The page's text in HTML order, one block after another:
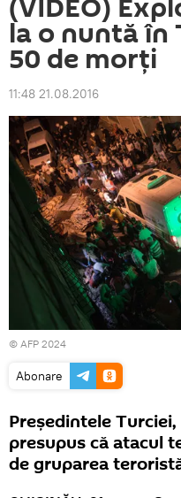
(VIDEO)
la o nuntă în
50 de morți
11:48 21.08.2016
© AFP 2024
Abonare
Președintele
presupus că atacul
de gruparea